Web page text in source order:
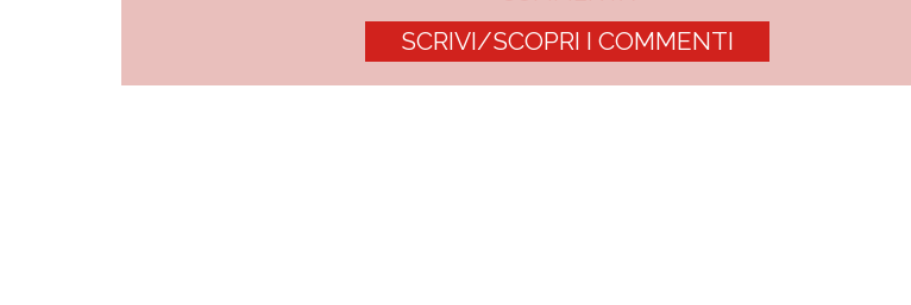
SCRIVI/SCOPRI I COMMENTI